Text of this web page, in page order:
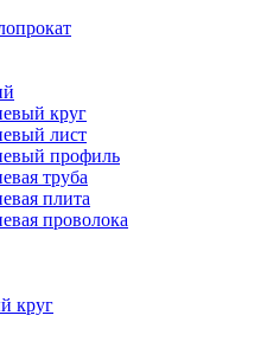
круг
лист
профиль
труба
плита
проволока
круг